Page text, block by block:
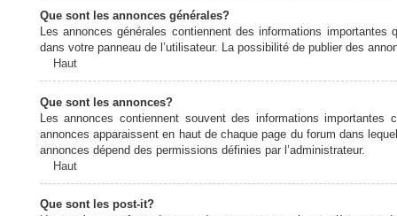
Que sont les annonces générales?
Les annonces générales contiennent des informations
dans votre panneau de l’utilisateur. La possibilité de publier des
Haut
Que sont les annonces?
Les annonces contiennent souvent des informations
annonces apparaissent en haut de chaque page du forum dans
annonces dépend des permissions définies par l’administrateur.
Haut
Que sont les post-it?